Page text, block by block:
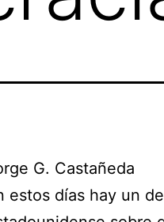
G. Castañeda
estos días hay un